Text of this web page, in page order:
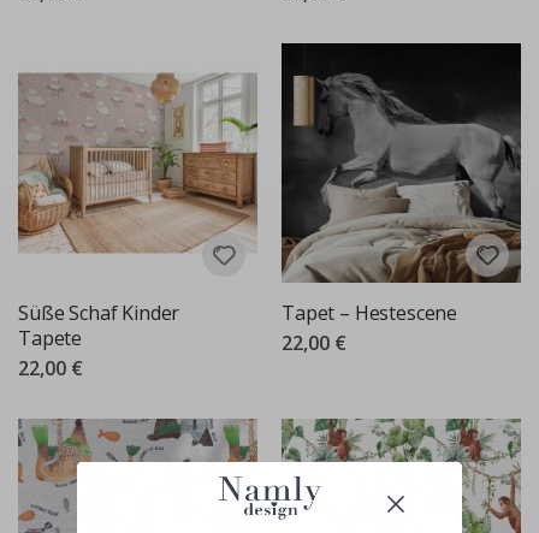
Süße Schaf Kinder
Tapete
22,00 €
Tapet – Hestescene
22,00 €